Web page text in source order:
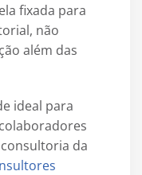
fixada para
não
além das
ideal para
da